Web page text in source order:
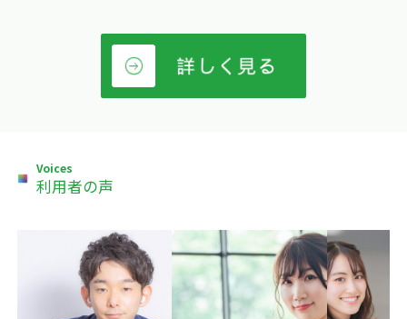
Voices
利用者の声